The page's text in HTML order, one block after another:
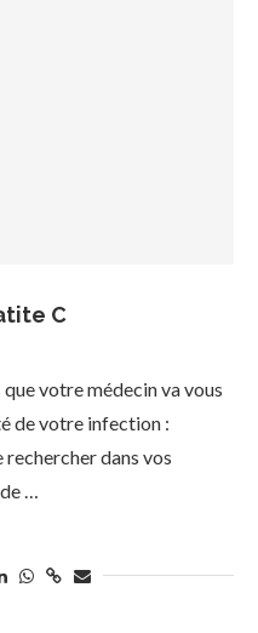
C
votre médecin va vous
de votre infection :
dans vos
…